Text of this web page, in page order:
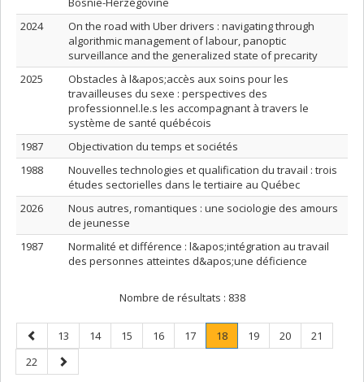
2024
On the road with Uber drivers : navigating through
algorithmic management of labour, panoptic
surveillance and the generalized state of precarity
2025
Obstacles à l&apos;accès aux soins pour les
travailleuses du sexe : perspectives des
professionnel.le.s les accompagnant à travers le
système de santé québécois
1987
Objectivation du temps et sociétés
1988
Nouvelles technologies et qualification du travail : trois
études sectorielles dans le tertiaire au Québec
2026
Nous autres, romantiques : une sociologie des amours
de jeunesse
1987
Normalité et différence : l&apos;intégration au travail
des personnes atteintes d&apos;une déficience
Nombre de résultats : 838
Page
précédente
Page
13 Page
14 Page
15 Page
16 Page
17 Page
18.
Page
Page
19 Page
20 Page
21
Page
22
Page
suivante